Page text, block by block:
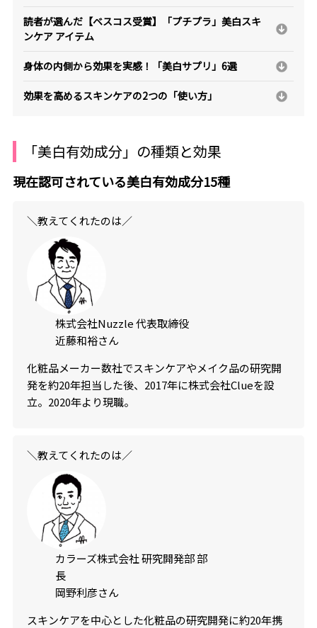
読者が選んだ【ベスコス受賞】「プチプラ」美白スキ
ンケア アイテム
身体の内側から効果を実感！「美白サプリ」6選
効果を高めるスキンケアの2つの「使い方」
「美白有効成分」の種類と効果
現在認可されている美白有効成分15種
＼教えてくれたのは／
株式会社Nuzzle 代表取締役
近藤和裕さん
化粧品メーカー数社でスキンケアやメイク品の研究開
発を約20年担当した後、2017年に株式会社Clueを設
立。2020年より現職。
＼教えてくれたのは／
カラーズ株式会社 研究開発部 部
長
岡野利彦さん
スキンケアを中心とした化粧品の研究開発に約20年携